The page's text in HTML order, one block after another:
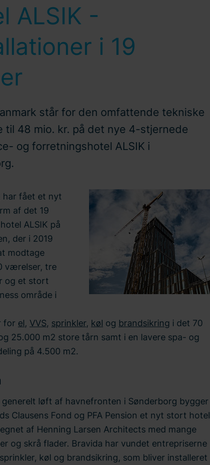
ALSIK -
i 19
står for den omfattende tekniske
til 48 mio. kr. på det nye 4-stjernede
og forretningshotel ALSIK i
har fået et nyt
af det 19
ALSIK på
der i 2019
modtage
værelser, tre
og et stort
område i
for el, VVS, sprinkler, køl og brandsikring i det 70
25.000 m2 store tårn samt i en lavere spa- og
på 4.500 m2.
generelt løft af havnefronten i Sønderborg bygger
Clausens Fond og PFA Pension et nyt stort hotel
af Henning Larsen Architects med mange
og skrå flader. Bravida har vundet entrepriserne
køl og brandsikring, som bliver installeret